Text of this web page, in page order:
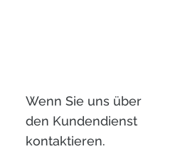
Wenn Sie uns über
den Kundendienst
kontaktieren.